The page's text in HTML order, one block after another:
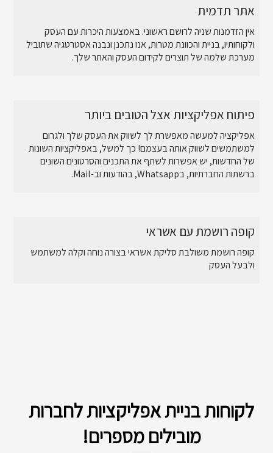
אתר תדמית
אין הזדמנות שניה לרושם ראשוני. באמצעות היכרות עם העסק
ולקוחותיו, בניית והכוונת מטרות, אנו נתכנן ונבנה אסטרטגיה שתוביל
מערכת שלמה של תוצרים לקידום העסק והאתר שלך.
פיתוח אפליקציות אצל הטובים ביותר
אפליקציה למעשה מאפשרת לך לשווק את העסק שלך ולגרום
למשתמשים לשווק אותה בעצמם! כך למשל, באפליקציות השונות
של החדשות, יש אפשרות לשתף את התכנים והסרטונים השונים
ברשתות החברתיות, בWhatsapp, בהודעות וב-Mail.
קופה רושמת עם אשראי
קופה רושמת משולבת סליקת אשראי בצורה נוחה וקלה למשתמש
ולבעל העסק
לקוחות בניית אפליקציות לחברות
מובילים מספרים!